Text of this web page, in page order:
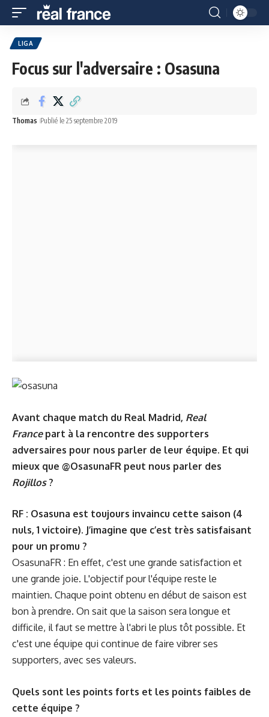
LIGA
Focus sur l'adversaire : Osasuna
Thomas Publié le 25 septembre 2019
Avant chaque match du Real Madrid, Real
Francepart à la rencontre des supporters
adversaires pour nous parler de leur équipe. Et qui
mieux que @OsasunaFR peut nous parler des
Rojillos?
RF : Osasuna est toujours invaincu cette saison (4
nuls, 1 victoire). J’imagine que c’est très satisfaisant
pour un promu ?
OsasunaFR : En effet, c'est une grande satisfaction et
une grande joie. L'objectif pour l'équipe reste le
maintien. Chaque point obtenu en début de saison est
bon à prendre. On sait que la saison sera longue et
difficile, il faut se mettre à l'abri le plus tôt possible. Et
c'est une équipe qui continue de faire vibrer ses
supporters, avec ses valeurs.
Quels sont les points forts et les points faibles de
cette équipe ?